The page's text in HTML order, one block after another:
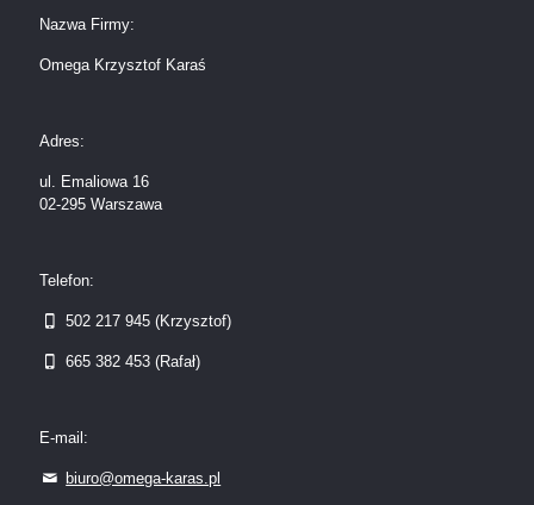
Nazwa Firmy:
Omega Krzysztof Karaś
Adres:
ul. Emaliowa 16
02-295 Warszawa
Telefon:
502 217 945 (Krzysztof)
665 382 453 (Rafał)
E-mail:
biuro@omega-karas.pl